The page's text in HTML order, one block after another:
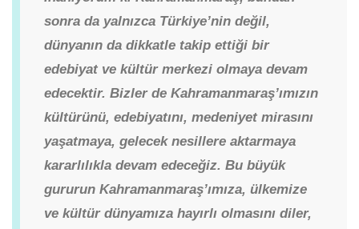
sonra da yalnızca Türkiye’nin değil,
dünyanın da dikkatle takip ettiği bir
edebiyat ve kültür merkezi olmaya devam
edecektir. Bizler de Kahramanmaraş’ımızın
kültürünü, edebiyatını, medeniyet mirasını
yaşatmaya, gelecek nesillere aktarmaya
kararlılıkla devam edeceğiz. Bu büyük
gururun Kahramanmaraş’ımıza, ülkemize
ve kültür dünyamıza hayırlı olmasını diler,